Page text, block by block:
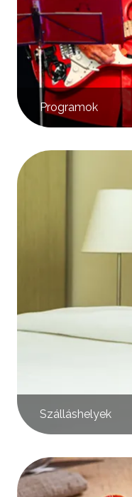
Programok
Szálláshelyek
Kép
Kép